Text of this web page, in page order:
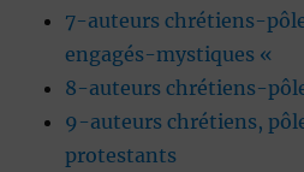
7-auteurs chrétiens-
engagés-mystiques «
8-auteurs chrétiens-
9-auteurs chrétiens,
protestants